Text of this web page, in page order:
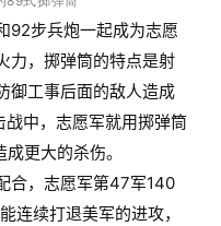
92步兵炮一起成为志愿
力，掷弹筒的特点是射
御工事后面的敌人造成
中，志愿军就用掷弹筒
更大的杀伤。
合，志愿军第47军140
连续打退美军的进攻，